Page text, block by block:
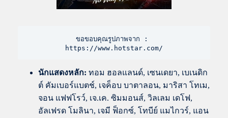
ขอขอบคุณรูปภาพจาก :
https://www.hotstar.com/
นักแสดงหลัก: ทอม ฮอลแลนด์, เซนเดยา, เบเนดิก
ต์ คัมเบอร์แบตช์, เจค็อบ บาตาลอน, มาริสา โทเม,
จอน แฟฟโรว์, เจ.เค. ซิมมอนส์, วิลเลม เดโฟ,
อัลเฟรด โมลินา, เจมี ฟ็อกซ์, โทบีย์ แมไกวร์, แอน